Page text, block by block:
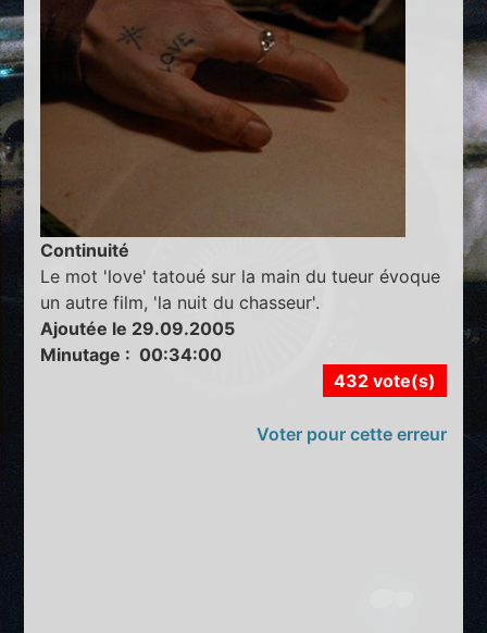
Continuité
Le mot 'love' tatoué sur la main du tueur évoque
un autre film, 'la nuit du chasseur'.
Ajoutée le 29.09.2005
Minutage : 00:34:00
432 vote(s)
Voter pour cette erreur